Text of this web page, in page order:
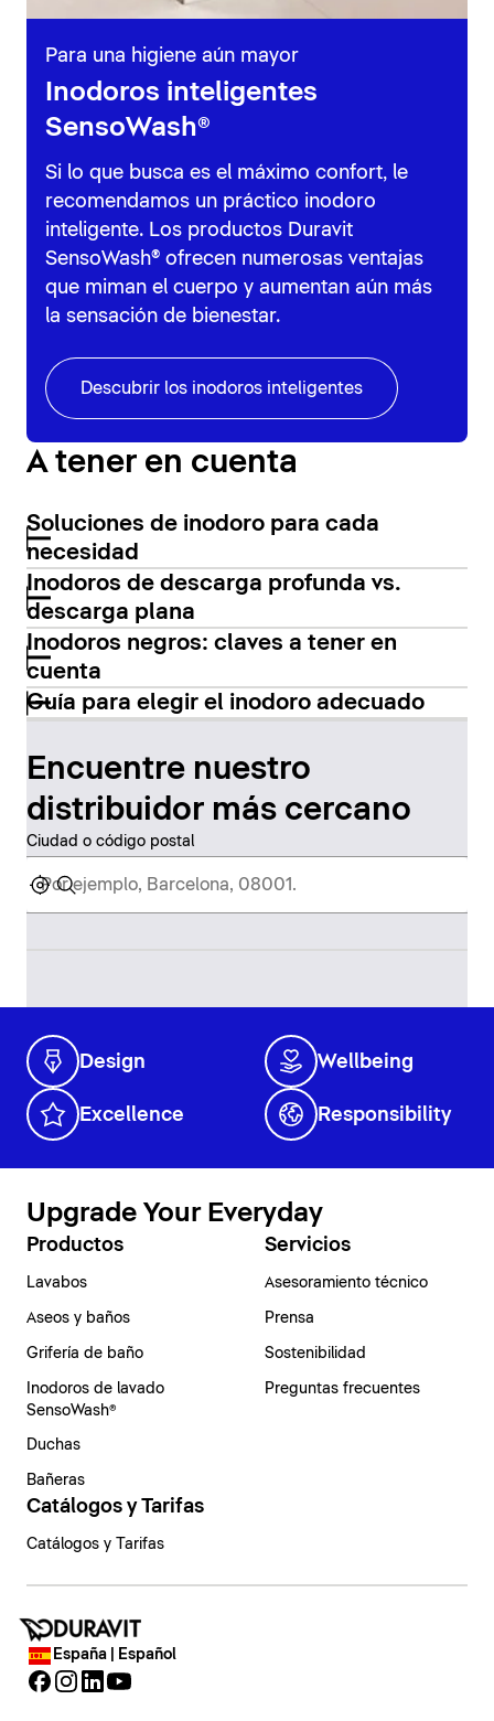
Para una higiene aún mayor
Inodoros inteligentes
SensoWash®
Si lo que busca es el máximo confort, le
recomendamos un práctico inodoro
inteligente. Los productos Duravit
SensoWash® ofrecen numerosas ventajas
que miman el cuerpo y aumentan aún más
la sensación de bienestar.
Descubrir los inodoros inteligentes
A tener en cuenta
Soluciones de inodoro para cada
necesidad
Inodoros de descarga profunda vs.
descarga plana
Inodoros negros: claves a tener en
cuenta
Guía para elegir el inodoro adecuado
Encuentre nuestro
distribuidor más cercano
Ciudad o código postal
Design Wellbeing
Excellence Responsibility
Upgrade Your Everyday
Productos
Lavabos
Aseos y baños
Grifería de baño
Inodoros de lavado
SensoWash®
Duchas
Bañeras
Servicios
Asesoramiento técnico
Prensa
Sostenibilidad
Preguntas frecuentes
Catálogos y Tarifas
Catálogos y Tarifas
España | Español